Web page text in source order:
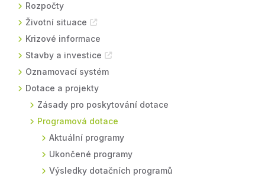
Rozpočty
Životní situace
Krizové informace
Stavby a investice
Oznamovací systém
Dotace a projekty
Zásady pro poskytování dotace
Programová dotace
Aktuální programy
Ukončené programy
Výsledky dotačních programů